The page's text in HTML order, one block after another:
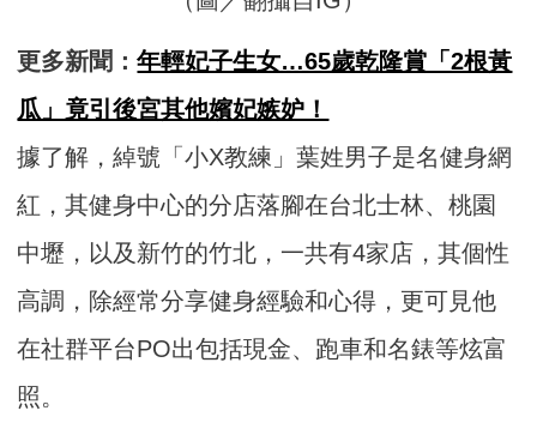
更多新聞：年輕妃子生女…65歲乾隆賞「2根黃
瓜」竟引後宮其他嬪妃嫉妒！
據了解，綽號「小X教練」葉姓男子是名健身網
紅，其健身中心的分店落腳在台北士林、桃園
中壢，以及新竹的竹北，一共有4家店，其個性
高調，除經常分享健身經驗和心得，更可見他
在社群平台PO出包括現金、跑車和名錶等炫富
照。